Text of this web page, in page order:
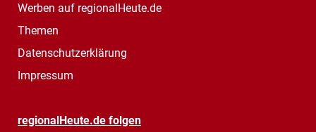
Werben auf regionalHeute.de
Themen
Datenschutzerklärung
Impressum
regionalHeute.de folgen